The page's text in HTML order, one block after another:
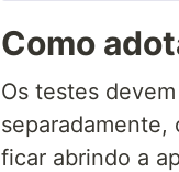
Como
Os testes
separadamente,
ficar abrindo a